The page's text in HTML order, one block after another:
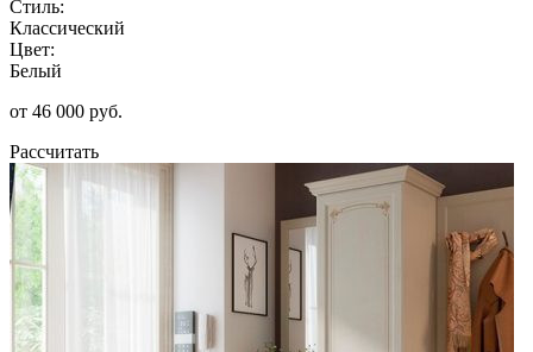
Стиль:
Классический
Цвет:
Белый
от 46 000 руб.
Рассчитать